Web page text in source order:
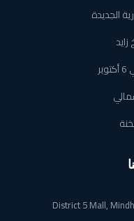
الجديدة
District 5 Mall,